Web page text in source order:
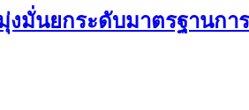
นยกระดับมาตรฐานการ